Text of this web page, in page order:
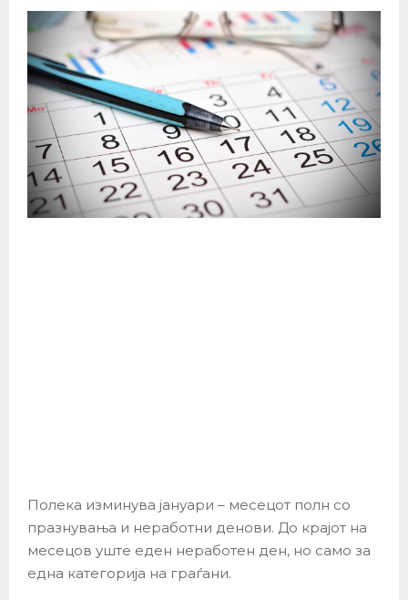
Полека изминува јануари – месецот полн со
празнувања и неработни денови. До крајот на
месецов уште еден неработен ден, но само за
една категорија на граѓани.